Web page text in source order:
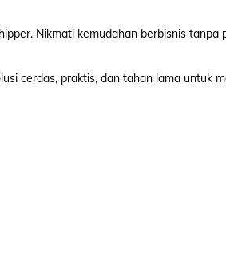
Nikmati kemudahan berbisnis tanpa
cerdas, praktis, dan tahan lama untuk